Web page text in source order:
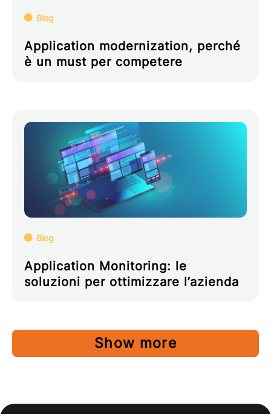
Blog
Application modernization, perché
è un must per competere
Blog
Application Monitoring: le
soluzioni per ottimizzare l’azienda
Show more